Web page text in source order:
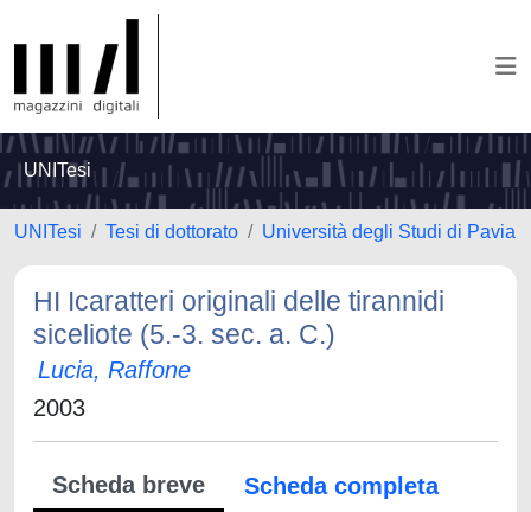
UNITesi
UNITesi Tesi di dottorato Università degli Studi di Pavia
HI Icaratteri originali delle tirannidi
siceliote (5.-3. sec. a. C.)
Lucia, Raffone
2003
Scheda breve
Scheda completa